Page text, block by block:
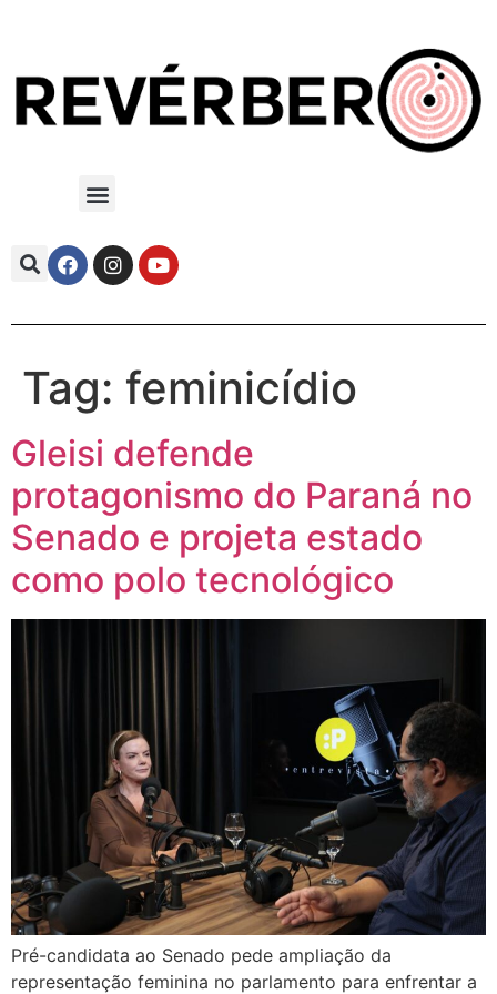
Tag: feminicídio
Gleisi defende
protagonismo do Paraná no
Senado e projeta estado
como polo tecnológico
Pré-candidata ao Senado pede ampliação da
representação feminina no parlamento para enfrentar a